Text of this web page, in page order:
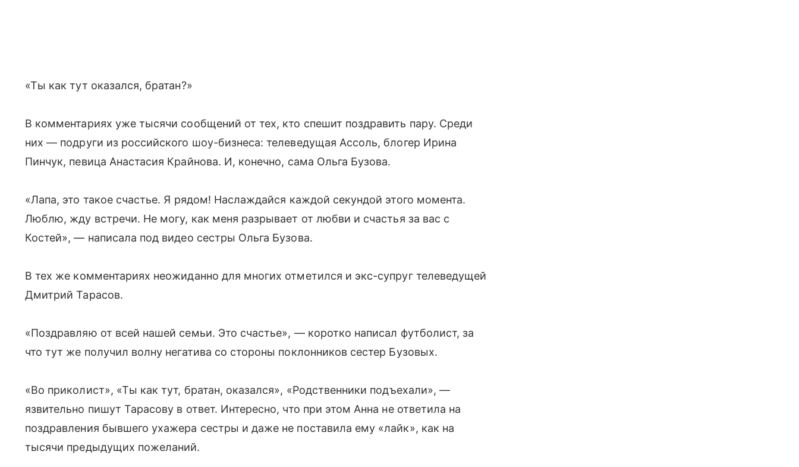
«Ты как тут оказался, братан?»
В комментариях уже тысячи сообщений от тех, кто спешит поздравить пару. Среди
них — подруги из российского шоу-бизнеса: телеведущая Ассоль, блогер Ирина
Пинчук, певица Анастасия Крайнова. И, конечно, сама Ольга Бузова.
«Лапа, это такое счастье. Я рядом! Наслаждайся каждой секундой этого момента.
Люблю, жду встречи. Не могу, как меня разрывает от любви и счастья за вас с
Костей», — написала под видео сестры Ольга Бузова.
В тех же комментариях неожиданно для многих отметился и экс-супруг телеведущей
Дмитрий Тарасов.
«Поздравляю от всей нашей семьи. Это счастье», — коротко написал футболист, за
что тут же получил волну негатива со стороны поклонников сестер Бузовых.
«Во приколист», «Ты как тут, братан, оказался», «Родственники подъехали», —
язвительно пишут Тарасову в ответ. Интересно, что при этом Анна не ответила на
поздравления бывшего ухажера сестры и даже не поставила ему «лайк», как на
тысячи предыдущих пожеланий.